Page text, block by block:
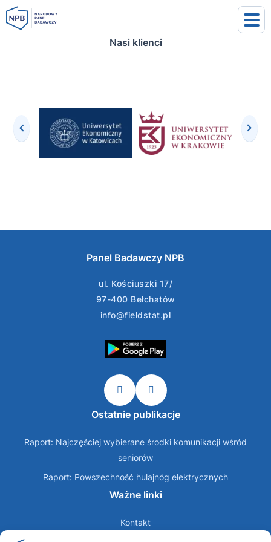
Nasi klienci
Panel Badawczy NPB
ul. Kościuszki 17/
97-400 Bełchatów
info@fieldstat.pl
Ostatnie publikacje
Raport: Najczęściej wybierane środki komunikacji wśród
seniorów
Raport: Powszechność hulajnóg elektrycznych
Ważne linki
Kontakt